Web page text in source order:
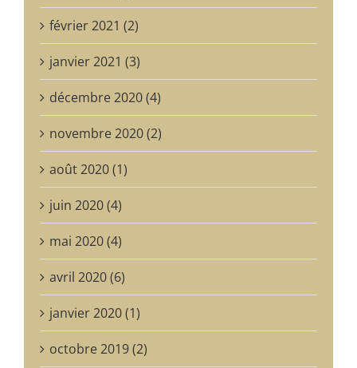
février 2021 (2)
janvier 2021 (3)
décembre 2020 (4)
novembre 2020 (2)
août 2020 (1)
juin 2020 (4)
mai 2020 (4)
avril 2020 (6)
janvier 2020 (1)
octobre 2019 (2)